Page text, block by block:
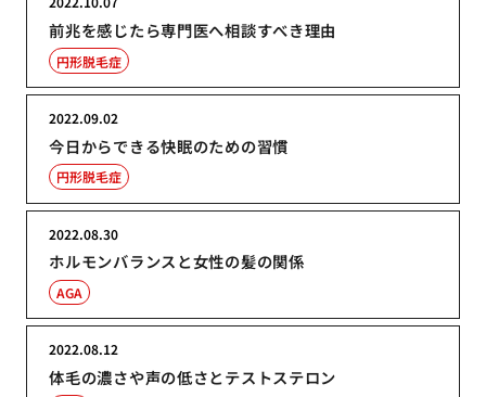
前兆を感じたら専門医へ相談すべき理由
円形脱毛症
今日からできる快眠のための習慣
2022.09.02
円形脱毛症
ホルモンバランスと女性の髪の関係
2022.08.30
AGA
体毛の濃さや声の低さとテストステロン
2022.08.12